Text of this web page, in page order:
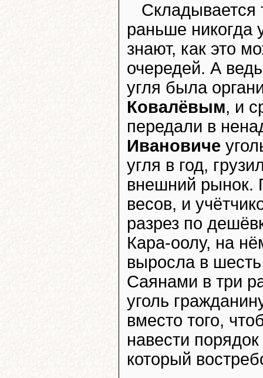
Складывается
раньше никогда
знают, как это
очередей. А
угля была
Ковалёвым, и
передали в
Ивановиче
угля в год,
внешний рынок.
весов, и
разрез по
Кара-оолу, на
выросла в
Саянами в три
уголь
вместо того,
навести
который